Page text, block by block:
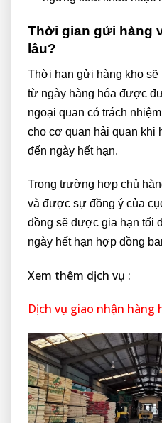
Thời gian gửi hàng
lâu?
Thời hạn gửi hàng kho sẽ
từ ngày hàng hóa được
ngoại quan có trách
cho cơ quan hải quan khi
đến ngày hết hạn.
Trong trường hợp chủ
và được sự đồng ý của
đồng sẽ được gia hạn tối
ngày hết hạn hợp đồng
Xem thêm dịch vụ :
Dịch vụ giao nhận hàng